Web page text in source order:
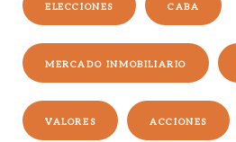
ELECCIONES CABA
MERCADO INMOBILIARIO
VALORES ACCIONES